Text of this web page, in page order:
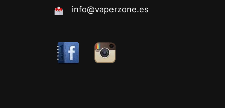
info@vaperzone.es